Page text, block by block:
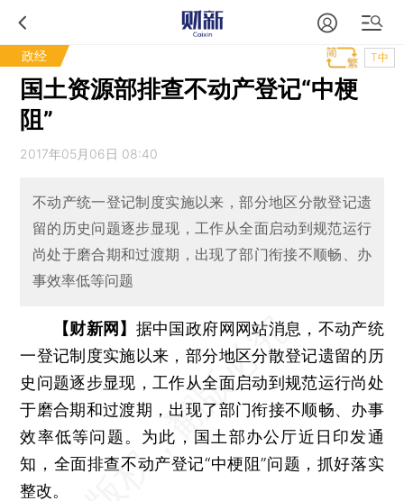
政经 T中
国土资源部排查不动产登记“中梗
阻”
2017年05月06日 08:40
不动产统一登记制度实施以来，部分地区分散登记遗
留的历史问题逐步显现，工作从全面启动到规范运行
尚处于磨合期和过渡期，出现了部门衔接不顺畅、办
事效率低等问题
【财新网】 据中国政府网网站消息，不动产统
一登记制度实施以来，部分地区分散登记遗留的历
史问题逐步显现，工作从全面启动到规范运行尚处
于磨合期和过渡期，出现了部门衔接不顺畅、办事
效率低等问题。为此，国土部办公厅近日印发通
知，全面排查不动产登记“中梗阻”问题，抓好落实
整改。